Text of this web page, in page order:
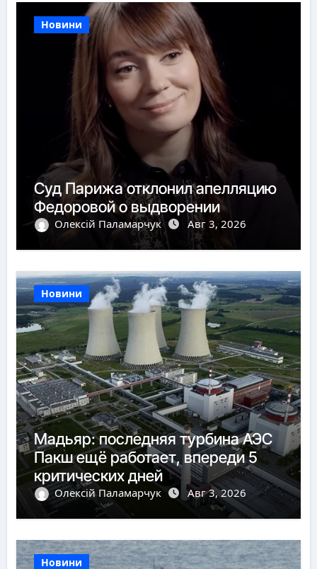
Новини
Суд Парижа отклонил апелляцию
Федоровой о выдворении
Олексій Паламарчук Авг 3, 2026
Новини
Мадьяр: последняя турбина АЭС
Пакш ещё работает, впереди 5
критических дней
Олексій Паламарчук Авг 3, 2026
Новини